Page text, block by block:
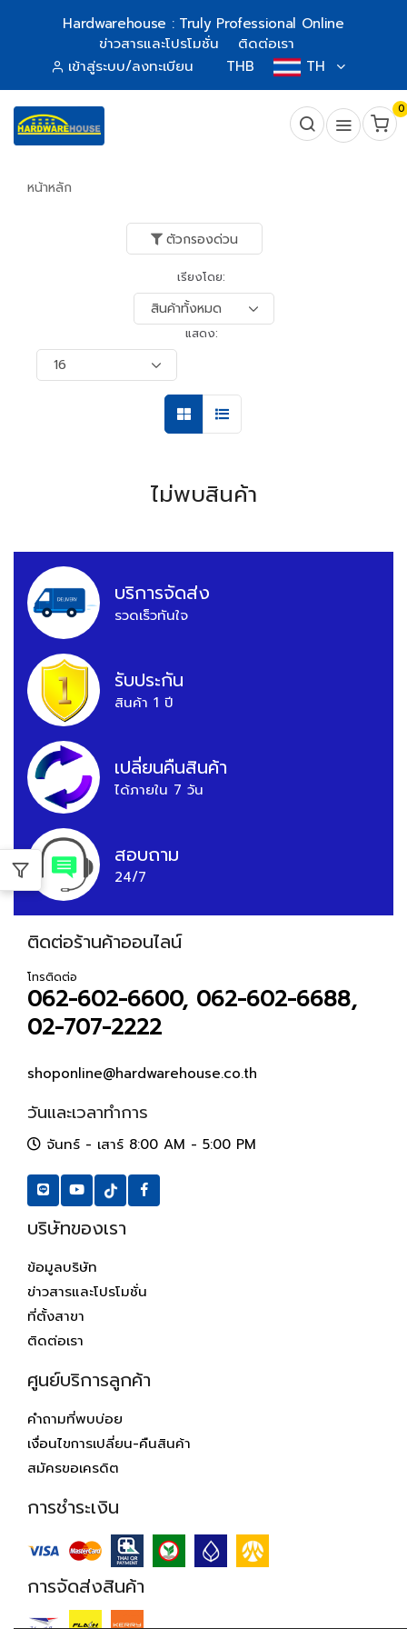
Hardwarehouse : Truly Professional Online
ข่าวสารและโปรโมชั่น
ติดต่อเรา
เข้าสู่ระบบ/ลงทะเบียน
THB TH
0
หน้าหลัก
ตัวกรองด่วน
เรียงโดย:
แสดง:
ไม่พบสินค้า
บริการจัดส่ง
รวดเร็วทันใจ
รับประกัน
สินค้า 1 ปี
เปลี่ยนคืนสินค้า
ได้ภายใน 7 วัน
สอบถาม
24/7
ติดต่อร้านค้าออนไลน์
โทรติดต่อ
062-602-6600, 062-602-6688,
02-707-2222
shoponline@hardwarehouse.co.th
วันและเวลาทำการ
จันทร์ - เสาร์ 8:00 AM - 5:00 PM
บริษัทของเรา
ข้อมูลบริษัท
ข่าวสารและโปรโมชั่น
ที่ตั้งสาขา
ติดต่อเรา
ศูนย์บริการลูกค้า
คำถามที่พบบ่อย
เงื่อนไขการเปลี่ยน-คืนสินค้า
สมัครขอเครดิต
การชำระเงิน
การจัดส่งสินค้า